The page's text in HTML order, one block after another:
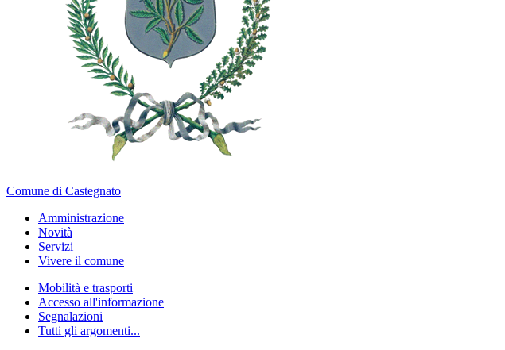
Comune di Castegnato
Amministrazione
Novità
Servizi
Vivere il comune
Mobilità e trasporti
Accesso all'informazione
Segnalazioni
Tutti gli argomenti...